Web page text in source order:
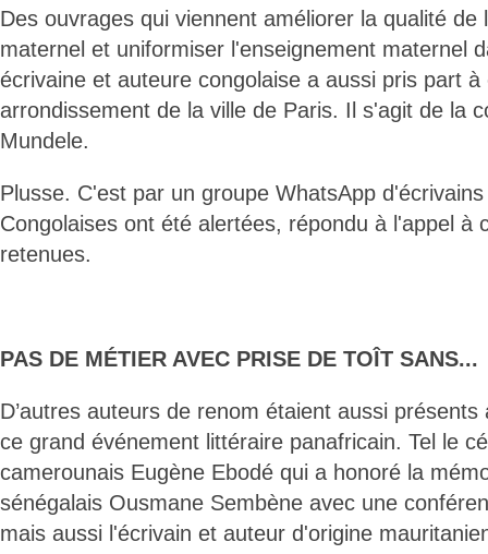
Des ouvrages qui viennent améliorer la qualité de
maternel et uniformiser l'enseignement maternel
écrivaine et auteure congolaise a aussi pris part
arrondissement de la ville de Paris. Il s'agit de la
Mundele.
Plusse. C'est par un groupe WhatsApp
Congolaises ont été alertées, répondu à l'appel à
retenues.
PAS DE MÉTIER AVEC PRISE DE TOÎT SANS...
D’autres auteurs de renom étaient aussi
ce grand événement littéraire panafricain. Tel le
camerounais Eugène Ebodé qui a honoré la
sénégalais Ousmane Sembène avec une
mais aussi l'écrivain et auteur d'origine